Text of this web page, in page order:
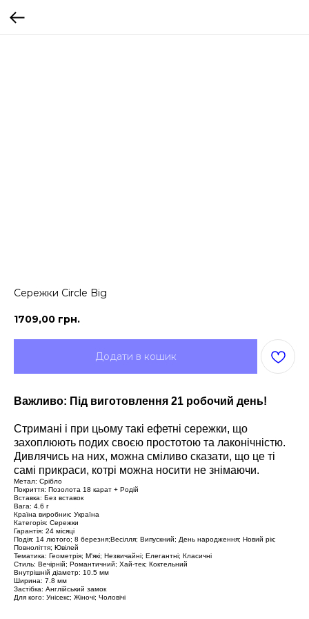
Сережки Circle Big
1709,00 грн.
Додати в кошик
Важливо: Під виготовлення 21 робочий день!
Стримані і при цьому такі ефетні сережки, що
захоплюють подих своєю простотою та лаконічністю.
Дивлячись на них, можна сміливо сказати, що це ті
самі прикраси, котрі можна носити не знімаючи.
Метал: Срібло
Покриття: Позолота 18 карат + Родій
Вставка: Без вставок
Вага: 4.6 г
Країна виробник: Україна
Категорія: Сережки
Гарантія: 24 місяці
Подія: 14 лютого; 8 березня;Весілля; Випускний; День народження; Новий рік;
Повноліття; Ювілей
Тематика: Геометрія; М'які; Незвичайні; Елегантні; Класичні
Стиль: Вечірній; Романтичний; Хай-тек; Коктельний
Внутрішній діаметр: 10.5 мм
Ширина: 7.8 мм
Застібка: Англійський замок
Для кого: Унісекс; Жіночі; Чоловічі